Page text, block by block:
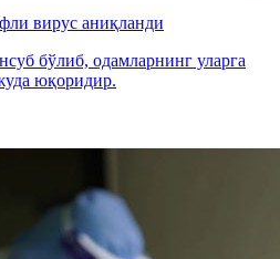
вирус аниқланди
бўлиб, одамларнинг уларга
юқоридир.